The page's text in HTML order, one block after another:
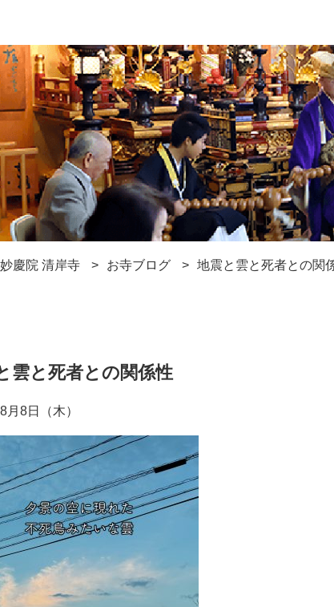
慶院 清岸寺 お寺ブログ 地震と雲と死者との関
雲と死者との関係性
月8日（木）